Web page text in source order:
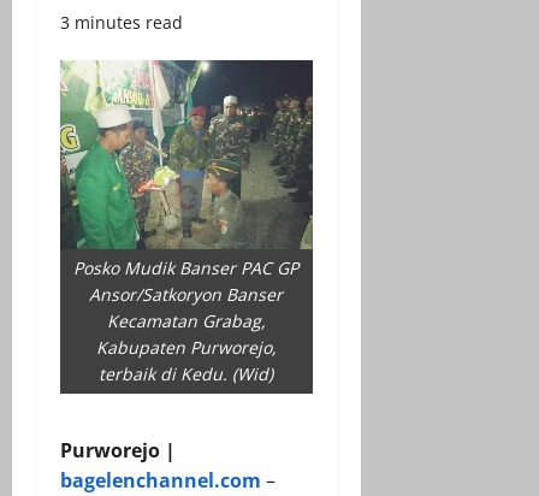
3 minutes read
Posko Mudik Banser PAC GP
Ansor/Satkoryon Banser
Kecamatan Grabag,
Kabupaten Purworejo,
terbaik di Kedu. (Wid)
Purworejo |
bagelenchannel.com –